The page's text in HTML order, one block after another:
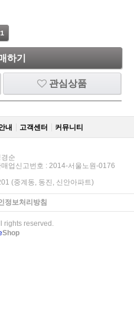
하기
관심상품
내 고객센터 커뮤니티
순
업신고번호 : 2014-서울노원-0176
(중계동, 동진, 신안아파트)
정보처리방침
reserved.
Shop